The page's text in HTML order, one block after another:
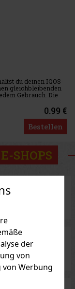
der
von
Werbung
du deinen IQOS-
gleichbleibenden
Gebrauch. Die
mindeste
0.99 €
Bestellen
SHOPS